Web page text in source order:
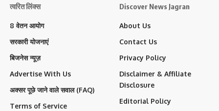
त्वरित लिंक्स
8 वेतन आयोग
सरकारी योजनाएं
बिजनेस न्यूज़
Advertise With Us
अक्सर पूछे जाने वाले सवाल (FAQ)
Terms of Service
Discover News Jagran
About Us
Contact Us
Privacy Policy
Disclaimer & Affiliate
Disclosure
Editorial Policy